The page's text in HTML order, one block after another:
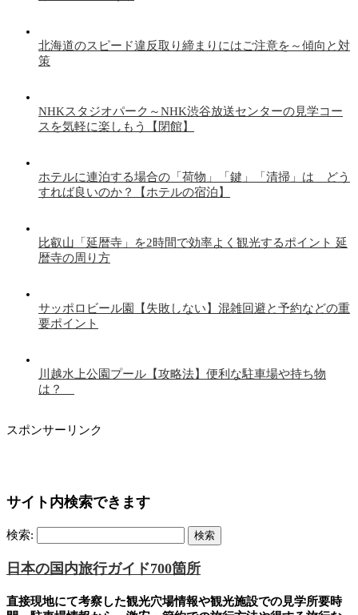
北海道のスピード違反取り締まりにはご注意を～傾向と対
策
NHKスタジオパーク～NHK渋谷放送センターの見学コー
スを気軽に楽しもう【閉館】
ホテルに連泊する場合の「荷物」「鍵」「清掃」は どう
すれば良いのか？【ホテルの宿泊】
比叡山「延暦寺」を2時間で効率よく観光するポイント 延
暦寺の周り方
サッポロビール園【失敗しない】混雑回避と予約などの重
要ポイント
川越水上公園プール【攻略法】便利な駐車場や持ち物
は？
スポンサーリンク
サイト内検索できます
検索:
日本の国内旅行ガイド700箇所
直接現地にて考察した観光穴場情報や観光施設での見学所要時